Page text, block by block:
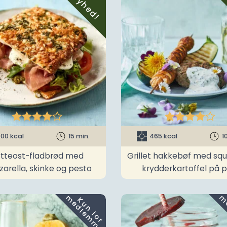
Nyhed!

kcal 15 min.
fladbrød med
skinke og pesto

465 kcal
Grillet hakkebøf med
krydderkartoffel på
K
u
n
f
o
r
m
e
d
l
e
m
m
e
r